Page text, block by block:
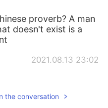
proverb? A man
doesn't exist is a
2021.08.13 23:02
the conversation